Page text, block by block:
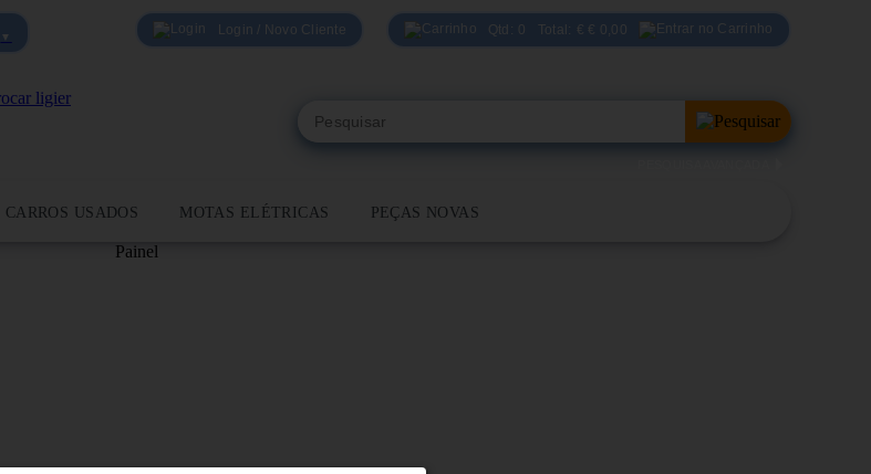
▼ Login / Novo Cliente Qtd: 0 Total: € € 0,00
CARROS USADOS MOTAS ELÉTRICAS PEÇAS NOVAS